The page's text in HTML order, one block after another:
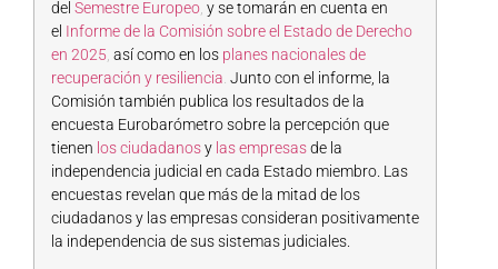
del Semestre Europeo, y se tomarán en cuenta en
el Informe de la Comisión sobre el Estado de Derecho
en 2025, así como en los planes nacionales de
recuperación y resiliencia. Junto con el informe, la
Comisión también publica los resultados de la
encuesta Eurobarómetro sobre la percepción que
tienen los ciudadanosy las empresasde la
independencia judicial en cada Estado miembro. Las
encuestas revelan que más de la mitad de los
ciudadanos y las empresas consideran positivamente
la independencia de sus sistemas judiciales.